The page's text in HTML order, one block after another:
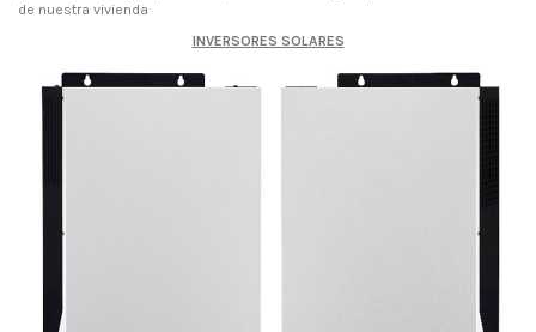
de nuestra vivienda
INVERSORES SOLARES